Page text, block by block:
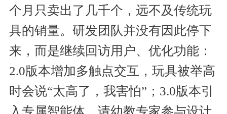
个月只卖出了几千个，远不及传统玩
具的销量。研发团队并没有因此停下
来，而是继续回访用户、优化功能：
2.0版本增加多触点交互，玩具被举高
时会说“太高了，我害怕”；3.0版本引
入专属智能体，请幼教专家参与设计